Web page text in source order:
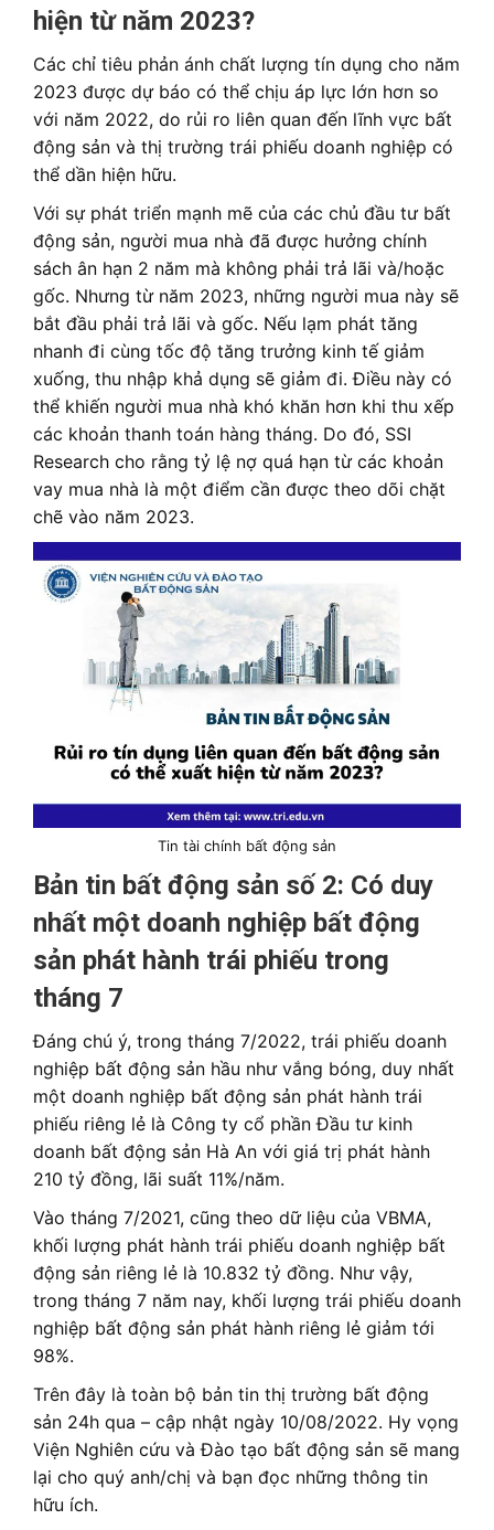
hiện từ năm 2023?
Các chỉ tiêu phản ánh chất lượng tín dụng cho năm
2023 được dự báo có thể chịu áp lực lớn hơn so
với năm 2022, do rủi ro liên quan đến lĩnh vực bất
động sản và thị trường trái phiếu doanh nghiệp có
thể dần hiện hữu.
Với sự phát triển mạnh mẽ của các chủ đầu tư bất
động sản, người mua nhà đã được hưởng chính
sách ân hạn 2 năm mà không phải trả lãi và/hoặc
gốc. Nhưng từ năm 2023, những người mua này sẽ
bắt đầu phải trả lãi và gốc. Nếu lạm phát tăng
nhanh đi cùng tốc độ tăng trưởng kinh tế giảm
xuống, thu nhập khả dụng sẽ giảm đi. Điều này có
thể khiến người mua nhà khó khăn hơn khi thu xếp
các khoản thanh toán hàng tháng. Do đó, SSI
Research cho rằng tỷ lệ nợ quá hạn từ các khoản
vay mua nhà là một điểm cần được theo dõi chặt
chẽ vào năm 2023.
Tin tài chính bất động sản
Bản tin bất động sản số 2: Có duy
nhất một doanh nghiệp bất động
sản phát hành trái phiếu trong
tháng 7
Đáng chú ý, trong tháng 7/2022, trái phiếu doanh
nghiệp bất động sản hầu như vắng bóng, duy nhất
một doanh nghiệp bất động sản phát hành trái
phiếu riêng lẻ là Công ty cổ phần Đầu tư kinh
doanh bất động sản Hà An với giá trị phát hành
210 tỷ đồng, lãi suất 11%/năm.
Vào tháng 7/2021, cũng theo dữ liệu của VBMA,
khối lượng phát hành trái phiếu doanh nghiệp bất
động sản riêng lẻ là 10.832 tỷ đồng. Như vậy,
trong tháng 7 năm nay, khối lượng trái phiếu doanh
nghiệp bất động sản phát hành riêng lẻ giảm tới
98%.
Trên đây là toàn bộ bản tin thị trường bất động
sản 24h qua – cập nhật ngày 10/08/2022. Hy vọng
Viện Nghiên cứu và Đào tạo bất động sản sẽ mang
lại cho quý anh/chị và bạn đọc những thông tin
hữu ích.